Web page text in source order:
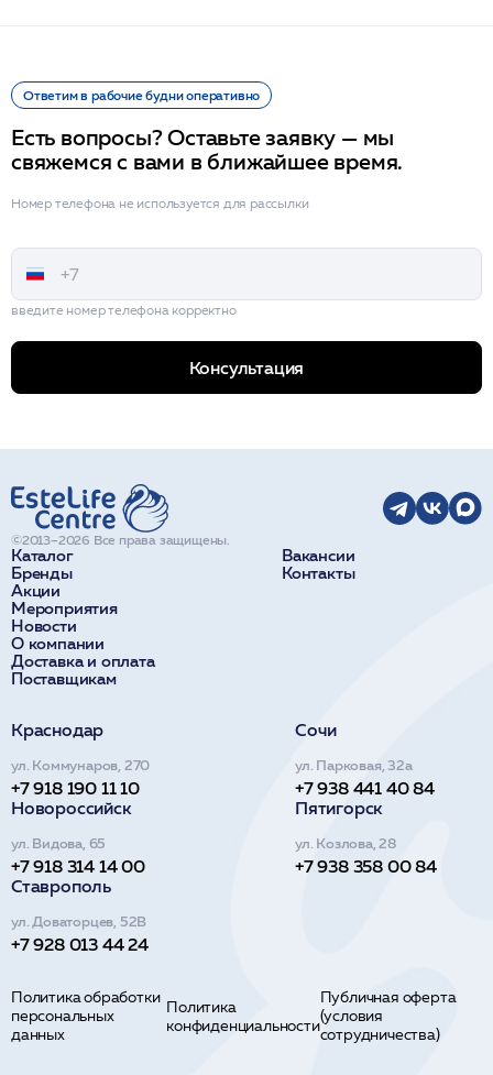
Ответим в рабочие будни оперативно
Есть вопросы? Оставьте заявку — мы
свяжемся с вами в ближайшее время.
Номер телефона не используется для рассылки
введите номер телефона корректно
Консультация
Каталог
Бренды
Акции
Мероприятия
Новости
О компании
Доставка и оплата
Поставщикам
Вакансии
Контакты
©2013–2026 Все права защищены.
Краснодар
ул. Коммунаров, 270
+7 918 190 11 10
Сочи
ул. Парковая, 32а
+7 938 441 40 84
Новороссийск
ул. Видова, 65
+7 918 314 14 00
Пятигорск
ул. Козлова, 28
+7 938 358 00 84
Ставрополь
ул. Доваторцев, 52В
+7 928 013 44 24
Политика обработки
персональных
данных
Политика
конфиденциальности
Публичная оферта
(условия
сотрудничества)